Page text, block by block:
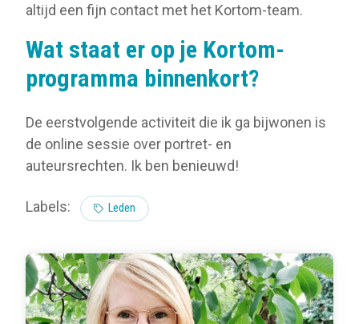
altijd een fijn contact met het Kortom-team.
Wat staat er op je Kortom-
programma binnenkort?
De eerstvolgende activiteit die ik ga bijwonen is
de online sessie over portret- en
auteursrechten. Ik ben benieuwd!
Labels: Leden